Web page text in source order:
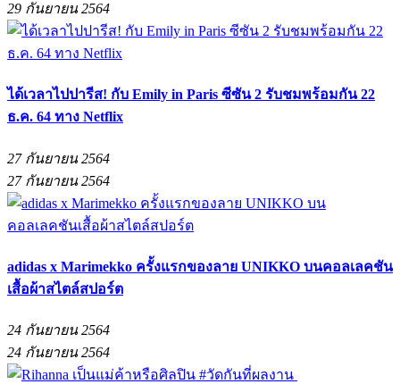
29 กันยายน 2564
ได้เวลาไปปารีส! กับ Emily in Paris ซีซัน 2 รับชมพร้อมกัน 22
ธ.ค. 64 ทาง Netflix
27 กันยายน 2564
27 กันยายน 2564
adidas x Marimekko ครั้งแรกของลาย UNIKKO บนคอลเลคชัน
เสื้อผ้าสไตล์สปอร์ต
24 กันยายน 2564
24 กันยายน 2564